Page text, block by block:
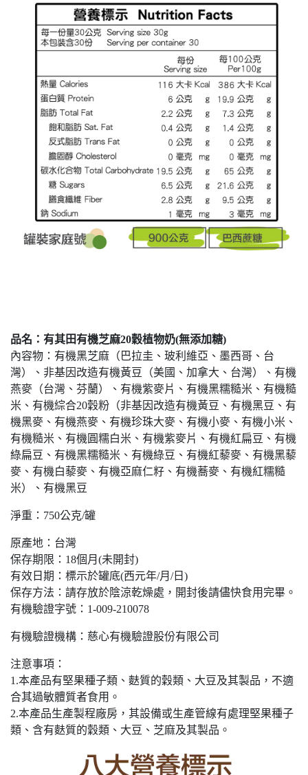
品名：有其田有機芝麻20穀植物奶(無添加糖)
內容物：有機黑芝麻（巴拉圭、玻利維亞、墨西哥、台
灣）、非基因改造有機黃豆（美國、加拿大、台灣）、有機
燕麥（台灣、芬蘭）、有機紫麥片、有機黑糯糙米、有機糙
米、有機綜合20穀粉（非基因改造有機黃豆、有機黑豆、有
機黑麥、有機燕麥、有機珍珠大麥、有機小麥、有機小米、
有機糙米、有機圓糯白米、有機紫麥片、有機紅扁豆、有機
綠扁豆、有機黑糯糙米、有機綠豆、有機紅藜麥、有機黑藜
麥、有機白藜麥、有機亞麻仁籽、有機蕎麥、有機紅糯糙
米）、有機黑豆
淨重：750公克/罐
原產地：台灣
保存期限：18個月(未開封)
有效日期：標示於罐底(西元年/月/日)
保存方法：請存放於陰涼乾燥處，開封後請儘快食用完畢。
有機驗證字號：1-009-210078
有機驗證機構：慈心有機驗證股份有限公司
注意事項：
1.本產品有堅果種子類、麩質的穀類、大豆及其製品，不適
合其過敏體質者食用。
2.本產品生產製程廠房，其設備或生產管線有處理堅果種子
類、含有麩質的穀類、大豆、芝麻及其製品。